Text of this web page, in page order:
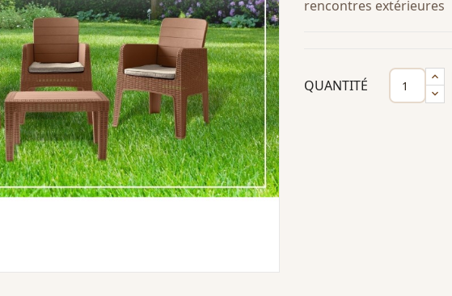
rencontres extérieures
QUANTITÉ